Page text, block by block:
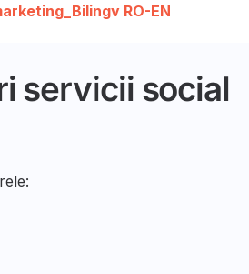
RO-EN
servicii social